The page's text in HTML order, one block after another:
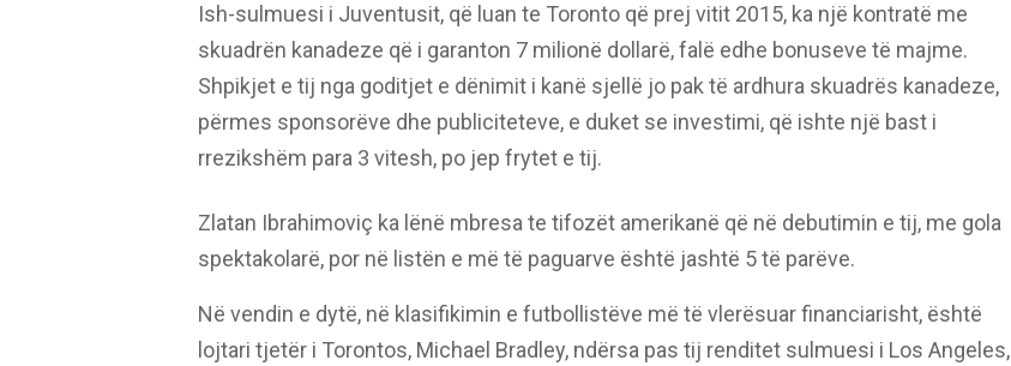
Ish-sulmuesi i Juventusit, që luan te Toronto që prej vitit 2015, ka një kontratë me
skuadrën kanadeze që i garanton 7 milionë dollarë, falë edhe bonuseve të majme.
Shpikjet e tij nga goditjet e dënimit i kanë sjellë jo pak të ardhura skuadrës kanadeze,
përmes sponsorëve dhe publiciteteve, e duket se investimi, që ishte një bast i
rrezikshëm para 3 vitesh, po jep frytet e tij.
Zlatan Ibrahimoviç ka lënë mbresa te tifozët amerikanë që në debutimin e tij, me gola
spektakolarë, por në listën e më të paguarve është jashtë 5 të parëve.
Në vendin e dytë, në klasifikimin e futbollistëve më të vlerësuar financiarisht, është
lojtari tjetër i Torontos, Michael Bradley, ndërsa pas tij renditet sulmuesi i Los Angeles,